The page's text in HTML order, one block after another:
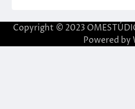
Copyright © 2023
Powered by